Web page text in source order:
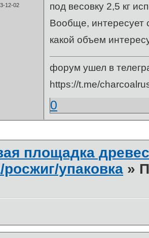
12-02
под весовку 2,5 кг
Вообще, интересует
какой объем
форум ушел в
https://t.me/
0
площадка
росжиг/упаковка »